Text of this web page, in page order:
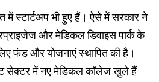
स्टार्टअप भी हुए हैं। ऐसे में सरकार ने
और मेडिकल डिवाइस पार्क के
फंड और योजनाएं स्थापित की है।
सेक्टर में नए मेडिकल कॉलेज खुले हैं